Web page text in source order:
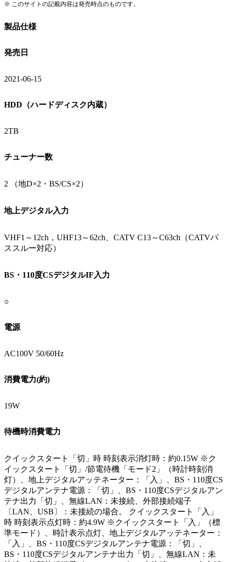
※ このサイトの記載内容は発売時点のものです。
製品仕様
発売日
2021-06-15
HDD（ハードディスク内蔵）
2TB
チューナー数
2 （地D×2・BS/CS×2）
地上デジタル入力
VHF1～12ch，UHF13～62ch、CATV C13～C63ch（CATVパ
ススルー対応）
BS・110度CSデジタルIF入力
○
電源
AC100V 50/60Hz
消費電力(約)
19W
待機時消費電力
クイックスタート「切」時 時刻表示消灯時：約0.15W ※ク
イックスタート「切」/節電待機「モード2」（時計時刻消
灯）、地上デジタルアッテネーター：「入」、BS・110度CS
デジタルアンテナ電源：「切」、BS・110度CSデジタルアン
テナ出力「切」、無線LAN：未接続、外部接続端子
〔LAN、USB〕：未接続の場合。 クイックスタート「入」
時 時刻表示点灯時：約4.9W ※クイックスタート「入」（標
準モード）、時計表示点灯、地上デジタルアッテネーター：
「入」、BS・110度CSデジタルアンテナ電源：「切」、
BS・110度CSデジタルアンテナ出力「切」、無線LAN：未